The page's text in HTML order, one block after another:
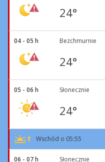
24°
04 - 05 h Bezchmurnie
24°
05 - 06 h Słonecznie
24°
Wschód o 05:55
06 - 07 h Słonecznie